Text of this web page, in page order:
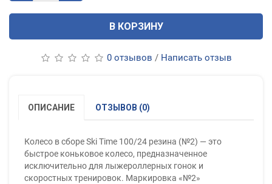
В КОРЗИНУ
0 отзывов / Написать отзыв
ОПИСАНИЕ ОТЗЫВОВ (0)
Колесо в сборе Ski Time 100/24 резина (№2) — это
быстрое коньковое колесо, предназначенное
исключительно для лыжероллерных гонок и
скоростных тренировок. Маркировка «№2»